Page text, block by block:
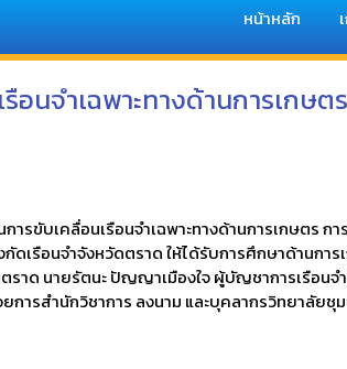
หน้าหลัก
นจำเฉพาะทางด้านการเกษ
ขับเคลื่อนเรือนจำเฉพาะทางด้านการเกษตร
ดเรือนจำจังหวัดตราด ให้ได้รับการศึกษาด้าน
ราด นายรัตนะ ปัญญาเมืองใจ ผู้บัญชาการเรื
ารสำนักวิชาการ ลงนาม และบุคลากรวิทยาลั